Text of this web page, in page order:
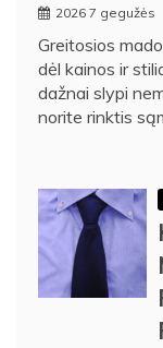
2026 7 gegužės
Greitosios
dėl kainos ir
dažnai slypi
norite rinktis